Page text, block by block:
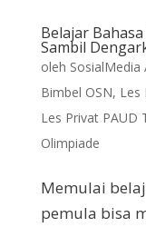
Belajar
Sambil
oleh SosialMedia
Bimbel OSN, Les
Les Privat PAUD
Olimpiade
Memulai
pemula bisa